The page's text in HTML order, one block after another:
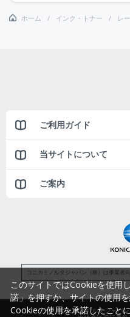
ホーム インク・トナー レ
ご利用ガイド
当サイトについて
ご案内
コニカミノルタジャパン（株）は事業者
コニカミノルタジャパ
このサイトではCookieを使用
諾」を押すか、サイトの使用
Cookieの使用を承諾したこと